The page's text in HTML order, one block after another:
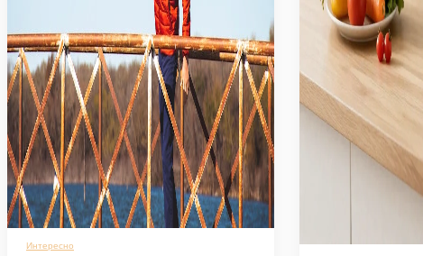
Интересно